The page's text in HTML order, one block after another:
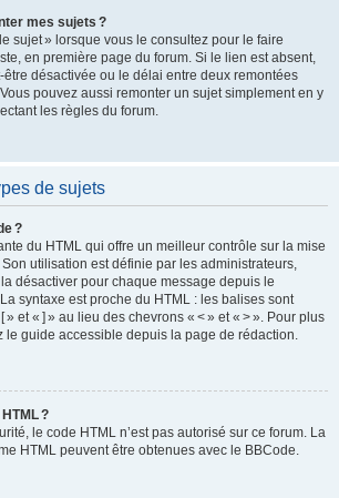
mes sujets ?
sujet » lorsque vous le consultez pour le faire
en première page du forum. Si le lien est absent,
être désactivée ou le délai entre deux remontées
pouvez aussi remonter un sujet simplement en y
les règles du forum.
de sujets
?
du HTML qui offre un meilleur contrôle sur la mise
utilisation est définie par les administrateurs,
désactiver pour chaque message depuis le
syntaxe est proche du HTML : les balises sont
et « ] » au lieu des chevrons « < » et « > ». Pour plus
le guide accessible depuis la page de rédaction.
?
le code HTML n’est pas autorisé sur ce forum. La
HTML peuvent être obtenues avec le BBCode.